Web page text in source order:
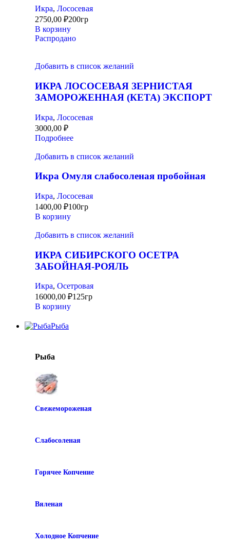
Икра, Лососевая
2750,00 ₽200гр
В корзину
Распродано
Добавить в список желаний
ИКРА ЛОСОСЕВАЯ ЗЕРНИСТАЯ
ЗАМОРОЖЕННАЯ (КЕТА) ЭКСПОРТ
Икра, Лососевая
3000,00 ₽
Подробнее
Добавить в список желаний
Икра Омуля слабосоленая пробойная
Икра, Лососевая
1400,00 ₽100гр
В корзину
Добавить в список желаний
ИКРА СИБИРСКОГО ОСЕТРА
ЗАБОЙНАЯ-РОЯЛЬ
Икра, Осетровая
16000,00 ₽125гр
В корзину
Рыба
Рыба
Свежемороженая
Слабосоленая
Горячее Копчение
Вяленая
Холодное Копчение